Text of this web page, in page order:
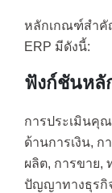
หลักเกณฑ์สำคั
ERP มีดังนี้:
ฟังก์ชันหลั
การประเมินคุ
ด้านการเงิน, ก
ผลิต, การขาย,
ปัญญาทางธุรกิ